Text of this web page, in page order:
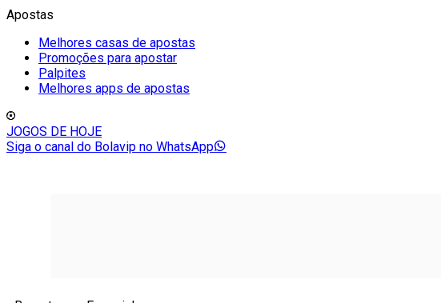
Apostas
Melhores casas de apostas
Promoções para apostar
Palpites
Melhores apps de apostas
JOGOS DE HOJE
Siga o canal do Bolavip no WhatsApp